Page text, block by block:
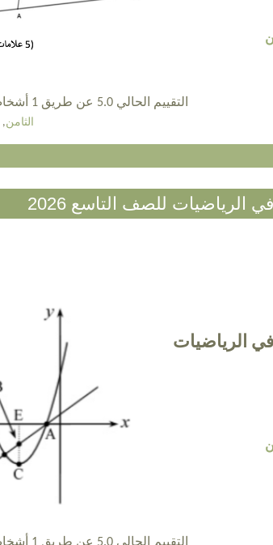
التقييم الحالي 5.0 عن طريق 1 أشخاص
الثامن,
الرياضيات للصف التاسع 2026
الرياضيات